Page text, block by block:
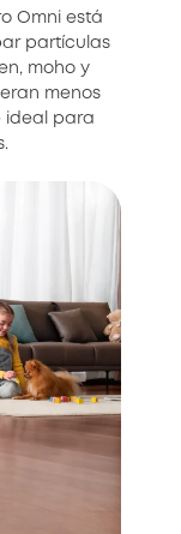
Omni está
partículas
moho y
menos
ideal para